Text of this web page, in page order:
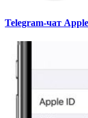
Telegram-чат Apple